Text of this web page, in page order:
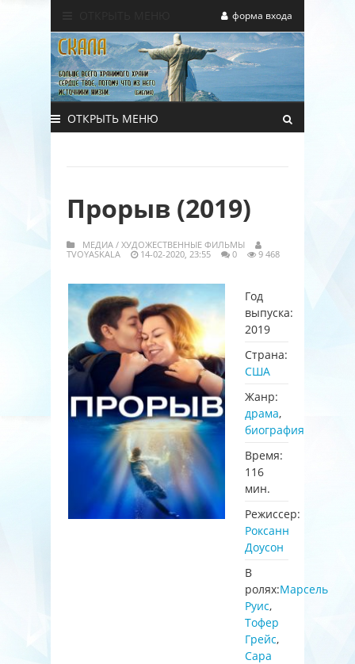
форма входа
ОТКРЫТЬ МЕНЮ
Прорыв (2019)
МЕДИА / ХУДОЖЕСТВЕННЫЕ ФИЛЬМЫ
TVOYASKALA
14-02-2020, 23:55 0 9 468
Год
выпуска:
2019
Страна:
США
Жанр:
драма,
биография
Время:
116
мин.
Режиссер:
Роксанн
Доусон
В
ролях:Марсель
Руис,
Тофер
Грейс,
Сара